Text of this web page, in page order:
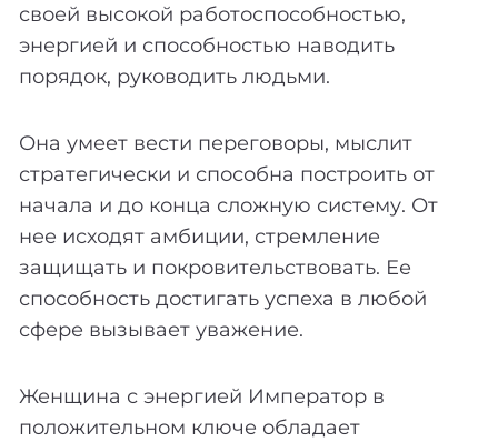
своей высокой работоспособностью,
энергией и способностью наводить
порядок, руководить людьми.
Она умеет вести переговоры, мыслит
стратегически и способна построить от
начала и до конца сложную систему. От
нее исходят амбиции, стремление
защищать и покровительствовать. Ее
способность достигать успеха в любой
сфере вызывает уважение.
Женщина с энергией Император в
положительном ключе обладает